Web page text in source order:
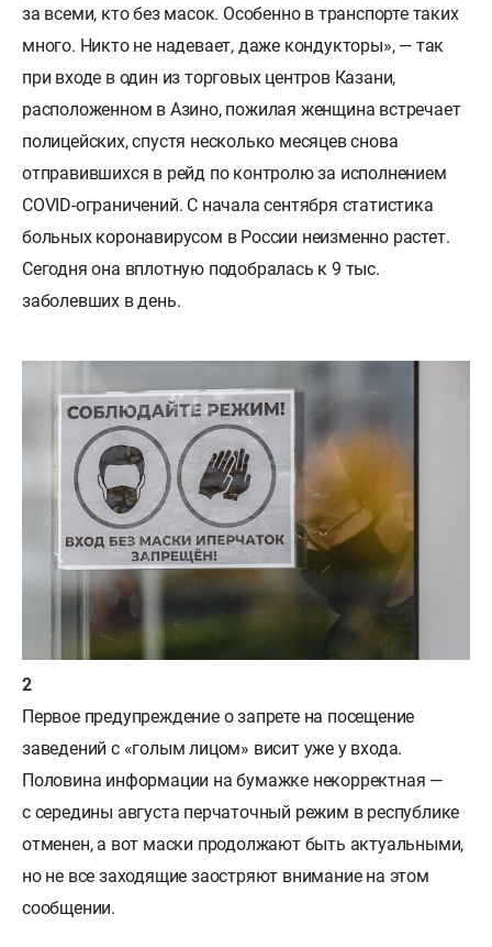
за всеми, кто без масок. Особенно в транспорте таких
много. Никто не надевает, даже кондукторы», — так
при входе в один из торговых центров Казани,
расположенном в Азино, пожилая женщина встречает
полицейских, спустя несколько месяцев снова
отправившихся в рейд по контролю за исполнением
COVID-ограничений. С начала сентября статистика
больных коронавирусом в России неизменно растет.
Сегодня она вплотную подобралась к 9 тыс.
заболевших в день.
Первое предупреждение о запрете на посещение
заведений с «голым лицом» висит уже у входа.
Половина информации на бумажке некорректная —
с середины августа перчаточный режим в республике
отменен, а вот маски продолжают быть актуальными,
но не все заходящие заостряют внимание на этом
сообщении.